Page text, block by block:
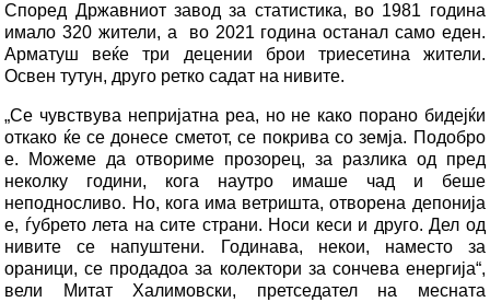
Според Државниот завод за статистика, во 1981 година
имало 320 жители, а во 2021 година останал само еден.
Арматуш веќе три децении брои триесетина жители.
Освен тутун, друго ретко садат на нивите.
„Се чувствува непријатна реа, но не како порано бидејќи
откако ќе се донесе сметот, се покрива со земја. Подобро
е. Можеме да отвориме прозорец, за разлика од пред
неколку години, кога наутро имаше чад и беше
неподносливо. Но, кога има ветришта, отворена депонија
е, ѓубрето лета на сите страни. Носи кеси и друго. Дел од
нивите се напуштени. Годинава, некои, наместо за
ораници, се продадоа за колектори за сончева енергија“,
вели Митат Халимовски, претседател на месната